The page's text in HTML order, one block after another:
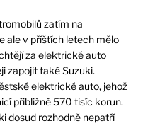
zatím na
ale v příštích letech mělo
za elektrické auto
zapojit také Suzuki.
elektrické auto, jehož
přibližně 570 tisíc korun.
dosud rozhodně nepatří